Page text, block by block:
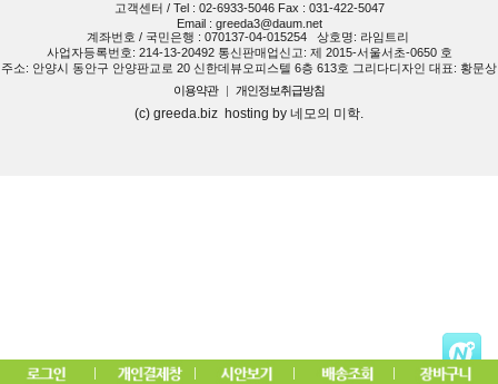
고객센터 / Tel : 02-6933-5046 Fax : 031-422-5047
Email : greeda3@daum.net
계좌번호 / 국민은행 : 070137-04-015254
상호명: 라임트리
사업자등록번호: 214-13-20492 통신판매업신고: 제 2015-서울서초-0650 호
주소: 안양시 동안구 안양판교로 20 신한데뷰오피스텔 6층 613호 그리다디자인 대표: 황문상
이용약관
| 개인정보취급방침
(c) greeda.biz hosting by 네모의 미학.